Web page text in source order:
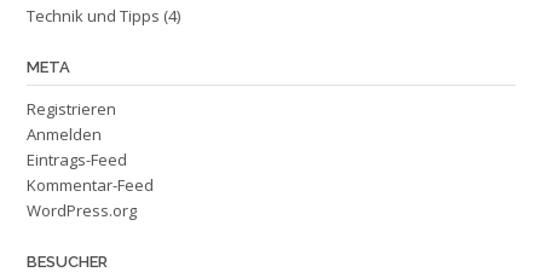
Technik und Tipps (4)
META
Registrieren
Anmelden
Eintrags-Feed
Kommentar-Feed
WordPress.org
BESUCHER